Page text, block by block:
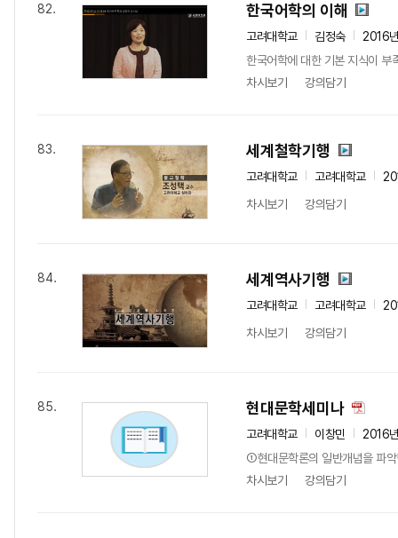
82. 한국어학의 이해
고려대학교 김정숙
2016
한국어학에 대한 기본 지식이 부
차시보기
강의담기
83. 세계철학기행
고려대학교 고려대학교
차시보기
강의담기
84. 세계역사기행
고려대학교 고려대학교
차시보기
강의담기
85. 현대문학세미나
고려대학교 이창민
2016
①현대문학론의 일반개념을 파
차시보기
강의담기